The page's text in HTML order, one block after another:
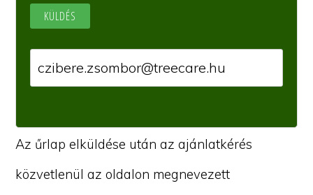
Az űrlap elküldése után az ajánlatkérés
közvetlenül az oldalon megnevezett